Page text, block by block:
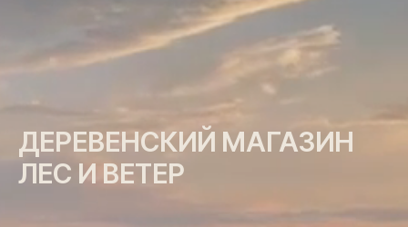
ДЕРЕВЕНСКИЙ МАГАЗИН
ЛЕС И ВЕТЕР